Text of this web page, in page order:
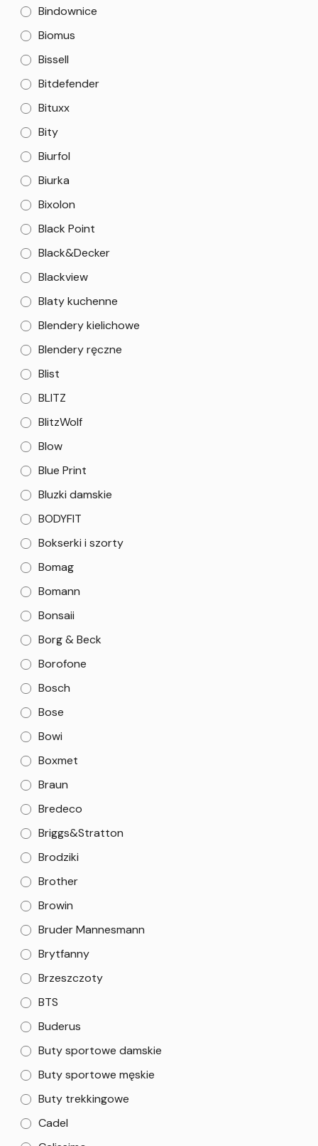
Bindownice
Biomus
Bissell
Bitdefender
Bituxx
Bity
Biurfol
Biurka
Bixolon
Black Point
Black&Decker
Blackview
Blaty kuchenne
Blendery kielichowe
Blendery ręczne
Blist
BLITZ
BlitzWolf
Blow
Blue Print
Bluzki damskie
BODYFIT
Bokserki i szorty
Bomag
Bomann
Bonsaii
Borg & Beck
Borofone
Bosch
Bose
Bowi
Boxmet
Braun
Bredeco
Briggs&Stratton
Brodziki
Brother
Browin
Bruder Mannesmann
Brytfanny
Brzeszczoty
BTS
Buderus
Buty sportowe damskie
Buty sportowe męskie
Buty trekkingowe
Cadel